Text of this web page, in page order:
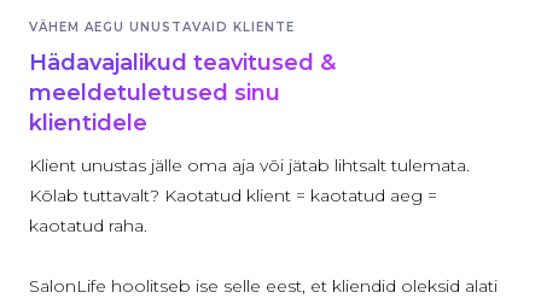
VÄHEM AEGU UNUSTAVAID KLIENTE
Hädavajalikud teavitused &
meeldetuletused sinu
klientidele
Klient unustas jälle oma aja või jätab lihtsalt tulemata.
Kõlab tuttavalt? Kaotatud klient = kaotatud aeg =
kaotatud raha.
SalonLife hoolitseb ise selle eest, et kliendid oleksid alati